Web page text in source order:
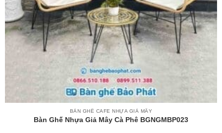
BÀN GHẾ CAFE NHỰA GIẢ MÂY
Bàn Ghế Nhựa Giả Mây Cà Phê BGNGMBP023